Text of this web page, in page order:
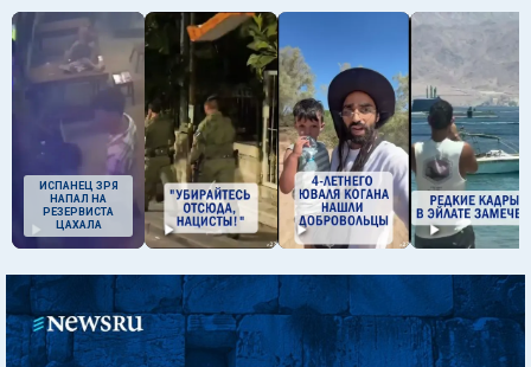
ИСПАНЕЦ ЗРЯ
НАПАЛ НА
РЕЗЕРВИСТА
ЦАХАЛА